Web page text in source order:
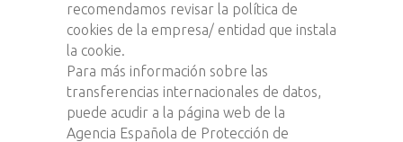
recomendamos revisar la política de
cookies de la empresa/ entidad que instala
la cookie.
Para más información sobre las
transferencias internacionales de datos,
puede acudir a la página web de la
Agencia Española de Protección de